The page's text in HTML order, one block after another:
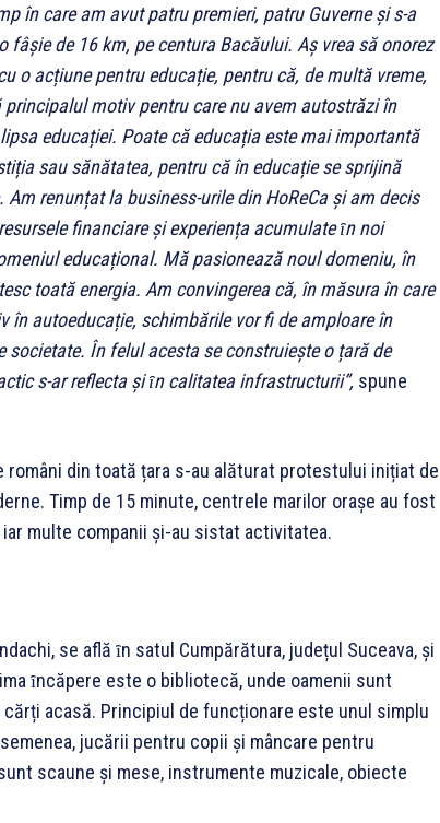
în care am avut patru premieri, patru Guverne și s-a
fâșie de 16 km, pe centura Bacăului. Aș vrea să onorez
o acțiune pentru educație, pentru că, de multă vreme,
principalul motiv pentru care nu avem autostrăzi în
educației. Poate că educația este mai importantă
sau sănătatea, pentru că în educație se sprijină
Am renunțat la business-urile din HoReCa și am decis
financiare și experiența acumulate ȋn noi
educațional. Mă pasionează noul domeniu, în
toată energia. Am convingerea că, în măsura în care
în autoeducație, schimbările vor fi de amploare în
societate. În felul acesta se construiește o țară de
s-ar reflecta și ȋn calitatea infrastructurii”, spune
români din toată țara s-au alăturat protestului inițiat de
Timp de 15 minute, centrele marilor orașe au fost
multe companii și-au sistat activitatea.
se află ȋn satul Cumpărătura, județul Suceava, și
ȋncăpere este o bibliotecă, unde oamenii sunt
acasă. Principiul de funcționare este unul simplu
jucării pentru copii și mâncare pentru
scaune și mese, instrumente muzicale, obiecte